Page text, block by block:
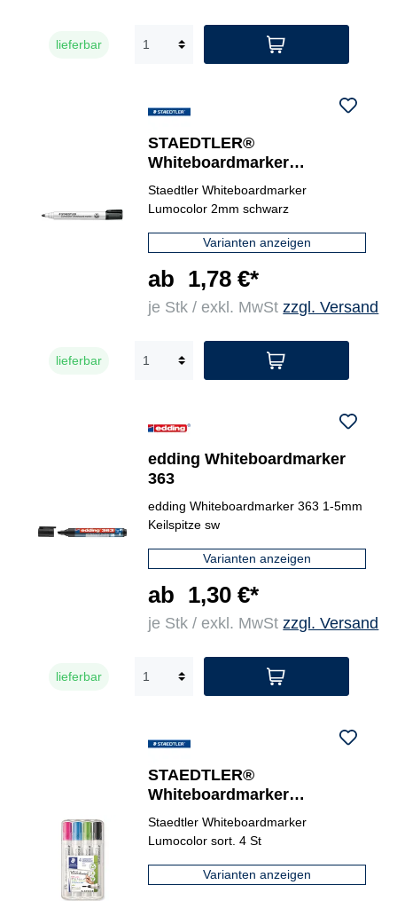
lieferbar
STAEDTLER®
Whiteboardmarker
Lumocolor® 351
Staedtler Whiteboardmarker
Lumocolor 2mm schwarz
Varianten anzeigen
ab 1,78 €*
je Stk / exkl. MwStzzgl. Versand
lieferbar
edding Whiteboardmarker
363
edding Whiteboardmarker 363 1-5mm
Keilspitze sw
Varianten anzeigen
ab 1,30 €*
je Stk / exkl. MwStzzgl. Versand
lieferbar
STAEDTLER®
Whiteboardmarker
Lumocolor® 351 4 St./Pack.
Staedtler Whiteboardmarker
Lumocolor sort. 4 St
Varianten anzeigen